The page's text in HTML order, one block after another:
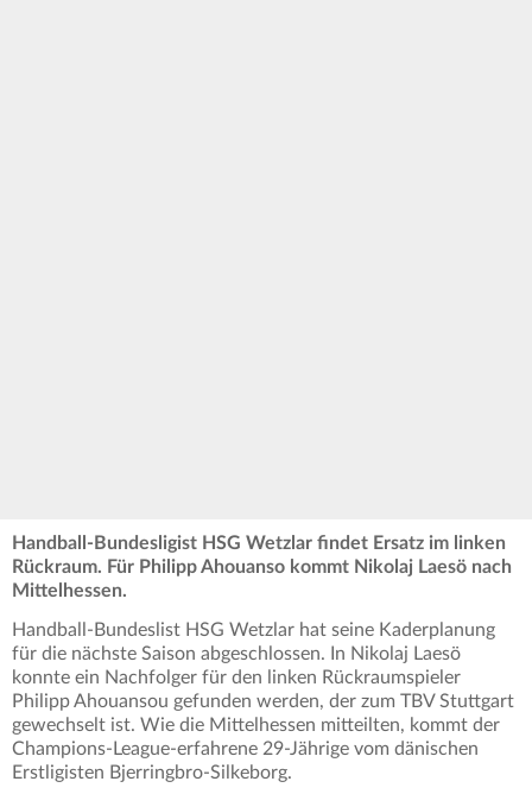
Handball-Bundesligist HSG Wetzlar findet Ersatz im linken
Rückraum. Für Philipp Ahouanso kommt Nikolaj Laesö nach
Mittelhessen.
Handball-Bundeslist HSG Wetzlar hat seine Kaderplanung
für die nächste Saison abgeschlossen. In Nikolaj Laesö
konnte ein Nachfolger für den linken Rückraumspieler
Philipp Ahouansou gefunden werden, der zum TBV Stuttgart
gewechselt ist. Wie die Mittelhessen mitteilten, kommt der
Champions-League-erfahrene 29-Jährige vom dänischen
Erstligisten Bjerringbro-Silkeborg.